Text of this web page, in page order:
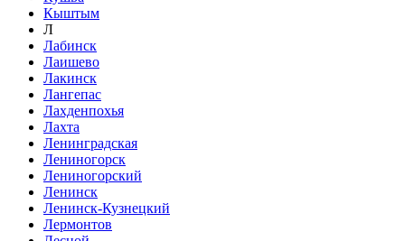
Кыштым
Л
Лабинск
Лаишево
Лакинск
Лангепас
Лахденпохья
Лахта
Ленинградская
Лениногорск
Лениногорский
Ленинск
Ленинск-Кузнецкий
Лермонтов